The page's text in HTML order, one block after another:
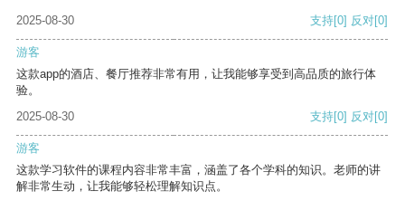
2025-08-30 支持[0] 反对[0]
游客
这款app的酒店、餐厅推荐非常有用，让我能够享受到高品质的旅行体
验。
2025-08-30
支持[0] 反对[0]
游客
这款学习软件的课程内容非常丰富，涵盖了各个学科的知识。老师的讲
解非常生动，让我能够轻松理解知识点。